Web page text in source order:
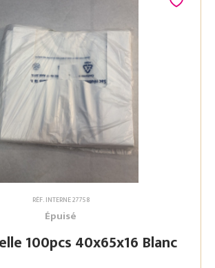
RÉF. INTERNE 27758
Épuisé
Sac Bretelle 100pcs 40x65x16 Blanc